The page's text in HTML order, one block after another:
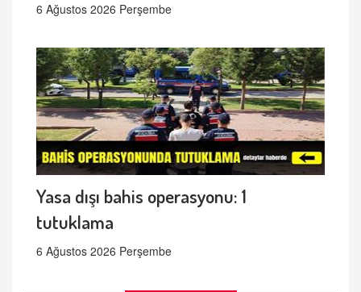
6 Ağustos 2026 Perşembe
Yasa dışı bahis operasyonu: 1
tutuklama
6 Ağustos 2026 Perşembe